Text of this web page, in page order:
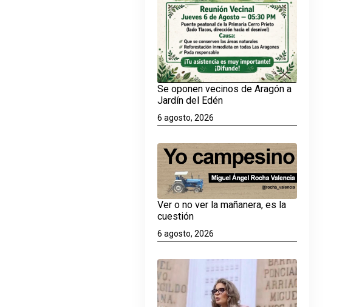
Se oponen vecinos de Aragón a
Jardín del Edén
6 agosto, 2026
Ver o no ver la mañanera, es la
cuestión
6 agosto, 2026